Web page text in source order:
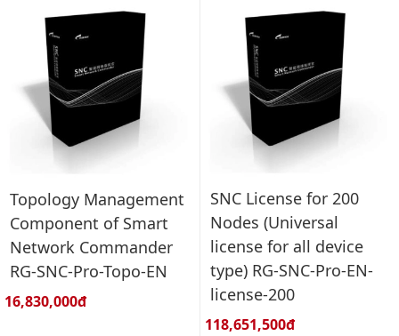
Topology Management
Component of Smart
Network Commander
RG-SNC-Pro-Topo-EN
Giá bán:
16,830,000đ
SNC License for 200
Nodes (Universal
license for all device
type) RG-SNC-Pro-EN-
license-200
Giá bán:
118,651,500đ